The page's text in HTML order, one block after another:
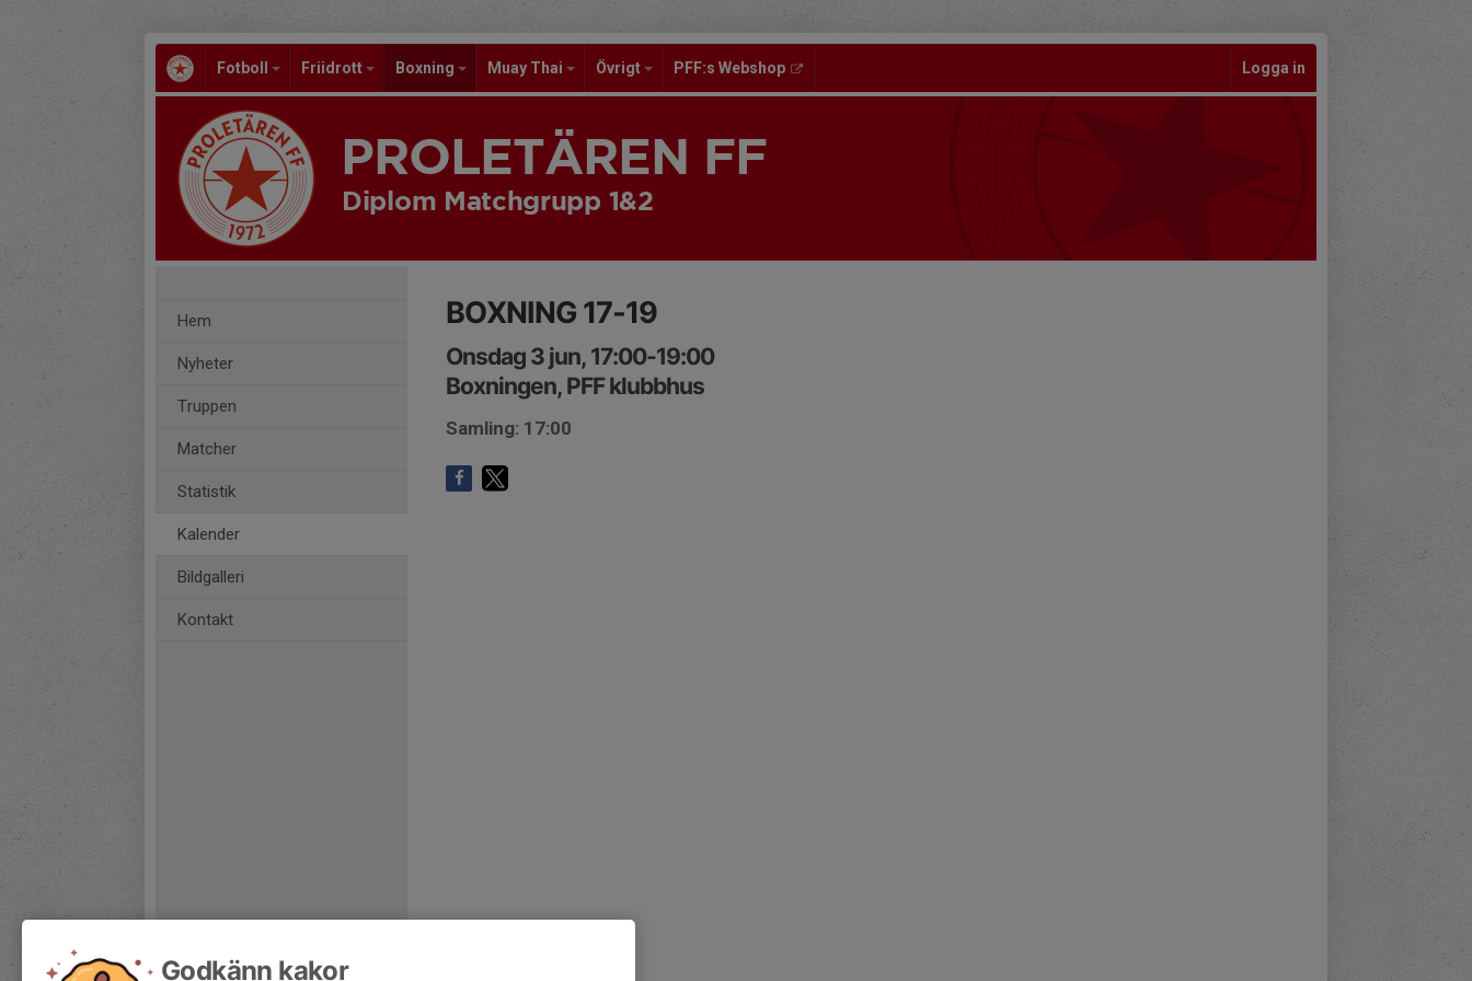
Fotboll Friidrott Boxning Muay Thai Övrigt PFF:s Webshop Logga in
PROLETÄREN FF
Diplom Matchgrupp 1&2
Hem
Nyheter
Truppen
Matcher
Statistik
Kalender
Bildgalleri
Kontakt
BOXNING 17-19
Onsdag 3 jun, 17:00-19:00
Boxningen, PFF klubbhus
Samling: 17:00
Godkänn kakor